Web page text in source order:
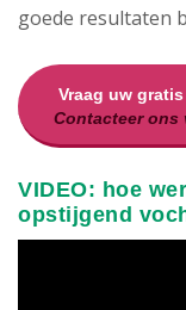
goede resultaten
Vraag uw
Contacteer ons
VIDEO: hoe
opstijgend